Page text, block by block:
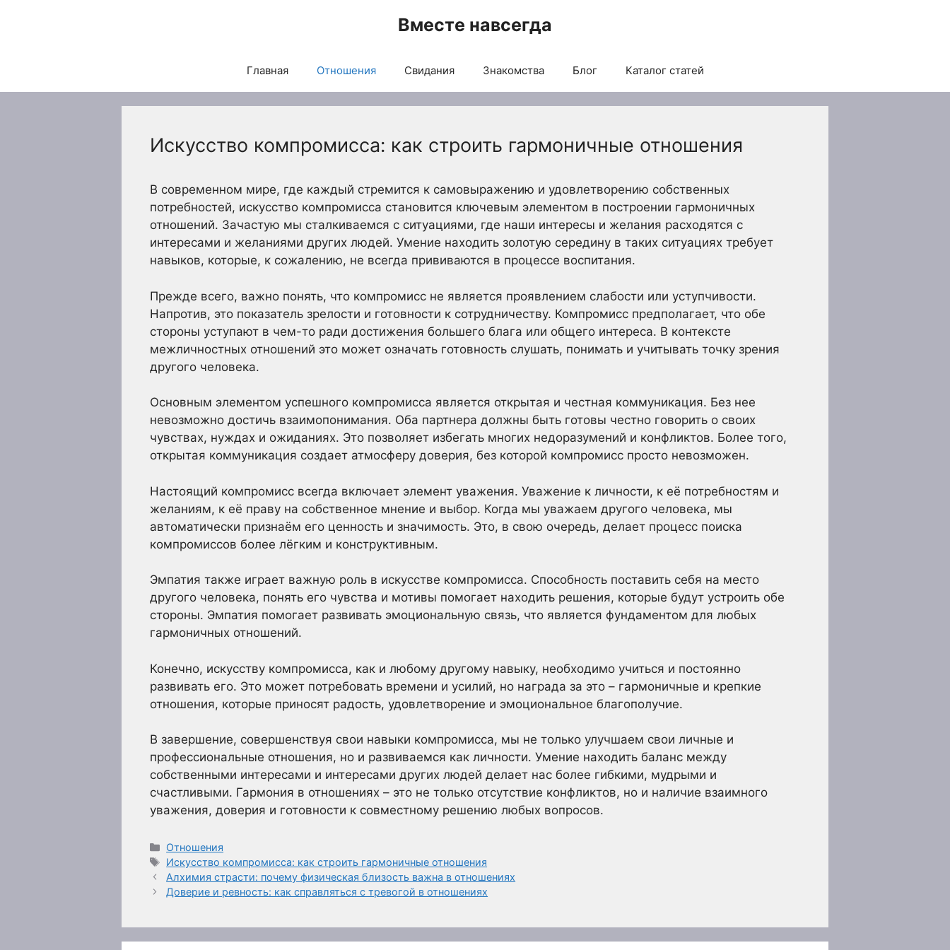
Вместе навсегда
Главная Отношения Свидания Знакомства Блог Каталог статей
Искусство компромисса: как строить гармоничные отношения
В современном мире, где каждый стремится к самовыражению и удовлетворению собственных
потребностей, искусство компромисса становится ключевым элементом в построении гармоничных
отношений. Зачастую мы сталкиваемся с ситуациями, где наши интересы и желания расходятся с
интересами и желаниями других людей. Умение находить золотую середину в таких ситуациях требует
навыков, которые, к сожалению, не всегда прививаются в процессе воспитания.
Прежде всего, важно понять, что компромисс не является проявлением слабости или уступчивости.
Напротив, это показатель зрелости и готовности к сотрудничеству. Компромисс предполагает, что обе
стороны уступают в чем-то ради достижения большего блага или общего интереса. В контексте
межличностных отношений это может означать готовность слушать, понимать и учитывать точку зрения
другого человека.
Основным элементом успешного компромисса является открытая и честная коммуникация. Без нее
невозможно достичь взаимопонимания. Оба партнера должны быть готовы честно говорить о своих
чувствах, нуждах и ожиданиях. Это позволяет избегать многих недоразумений и конфликтов. Более того,
открытая коммуникация создает атмосферу доверия, без которой компромисс просто невозможен.
Настоящий компромисс всегда включает элемент уважения. Уважение к личности, к её потребностям и
желаниям, к её праву на собственное мнение и выбор. Когда мы уважаем другого человека, мы
автоматически признаём его ценность и значимость. Это, в свою очередь, делает процесс поиска
компромиссов более лёгким и конструктивным.
Эмпатия также играет важную роль в искусстве компромисса. Способность поставить себя на место
другого человека, понять его чувства и мотивы помогает находить решения, которые будут устроить обе
стороны. Эмпатия помогает развивать эмоциональную связь, что является фундаментом для любых
гармоничных отношений.
Конечно, искусству компромисса, как и любому другому навыку, необходимо учиться и постоянно
развивать его. Это может потребовать времени и усилий, но награда за это – гармоничные и крепкие
отношения, которые приносят радость, удовлетворение и эмоциональное благополучие.
В завершение, совершенствуя свои навыки компромисса, мы не только улучшаем свои личные и
профессиональные отношения, но и развиваемся как личности. Умение находить баланс между
собственными интересами и интересами других людей делает нас более гибкими, мудрыми и
счастливыми. Гармония в отношениях – это не только отсутствие конфликтов, но и наличие взаимного
уважения, доверия и готовности к совместному решению любых вопросов.
Рубрики
Отношения
Метки
Искусство компромисса: как строить гармоничные отношения
Алхимия страсти: почему физическая близость важна в отношениях
Доверие и ревность: как справляться с тревогой в отношениях